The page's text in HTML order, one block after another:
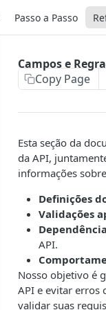
Passo a Passo
Campos e
Copy Page
Esta seção da
da API,
informações
Definições
Validações
API.
Nosso objetivo é
API e evitar erros
validar suas